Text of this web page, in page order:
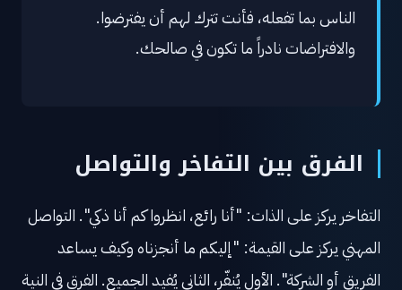
الناس بما تفعله، فأنت تترك لهم أن يفترضوا.
والافتراضات نادراً ما تكون في صالحك.
الفرق بين التفاخر والتواصل
التفاخر يركز على الذات: "أنا رائع، انظروا كم أنا ذكي". التواصل
المهني يركز على القيمة: "إليكم ما أنجزناه وكيف يساعد
الفريق أو الشركة". الأول يُنفّر، الثاني يُفيد الجميع. الفرق في النية